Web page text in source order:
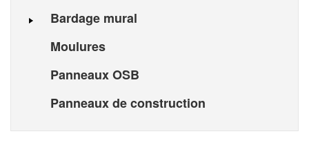
Bardage mural
Moulures
Panneaux OSB
Panneaux de construction